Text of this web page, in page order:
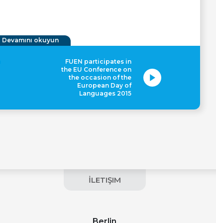
Devamını okuyun
FUEN participates in
the EU Conference on
the occasion of the
European Day of
Languages 2015
İLETIŞIM